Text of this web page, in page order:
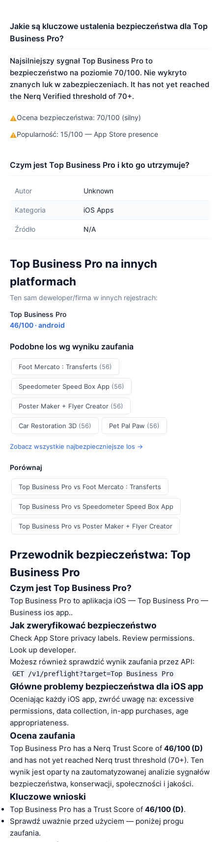
Jakie są kluczowe ustalenia bezpieczeństwa dla Top
Business Pro?
Najsilniejszy sygnał Top Business Pro to
bezpieczeństwo na poziomie 70/100. Nie wykryto
znanych luk w zabezpieczeniach. It has not yet reached
the Nerq Verified threshold of 70+.
⚠Ocena bezpieczeństwa: 70/100 (silny)
⚠Popularność: 15/100 — App Store presence
Czym jest Top Business Pro i kto go utrzymuje?
Autor Unknown
Kategoria iOS Apps
Źródło N/A
Top Business Pro na innych
platformach
Ten sam deweloper/firma w innych rejestrach:
Top Business Pro
46/100 · android
Podobne Ios wg wyniku zaufania
Foot Mercato : Transferts (56)
Speedometer Speed Box App (56)
Poster Maker + Flyer Creator (56)
Car Restoration 3D (56) Pet Pal Paw (56)
Zobacz wszystkie najbezpieczniejsze Ios →
Porównaj
Top Business Pro vs Foot Mercato : Transferts
Top Business Pro vs Speedometer Speed Box App
Top Business Pro vs Poster Maker + Flyer Creator
Przewodnik bezpieczeństwa: Top
Business Pro
Czym jest Top Business Pro?
Top Business Pro to aplikacja iOS — Top Business Pro —
Business ios app..
Jak zweryfikować bezpieczeństwo
Check App Store privacy labels. Review permissions.
Look up developer.
Możesz również sprawdzić wynik zaufania przez API:
GET /v1/preflight?target=Top Business Pro
Główne problemy bezpieczeństwa dla iOS app
Oceniając każdy iOS app, zwróć uwagę na: excessive
permissions, data collection, in-app purchases, age
appropriateness.
Ocena zaufania
Top Business Pro has a Nerq Trust Score of 46/100 (D)
and has not yet reached Nerq trust threshold (70+). Ten
wynik jest oparty na zautomatyzowanej analizie sygnałów
bezpieczeństwa, konserwacji, społeczności i jakości.
Kluczowe wnioski
Top Business Pro has a Trust Score of 46/100 (D).
Sprawdź uważnie przed użyciem — poniżej progu
zaufania.